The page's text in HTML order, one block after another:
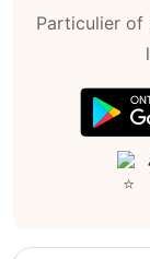
Particulier of